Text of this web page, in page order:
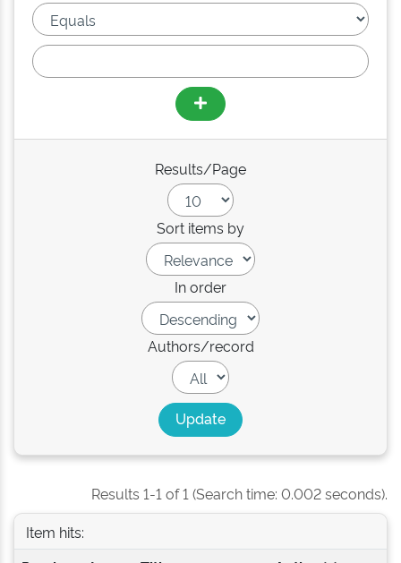
Results/Page
Sort items by
In order
Authors/record
Results 1-1 of 1 (Search time: 0.002 seconds).
Item hits: